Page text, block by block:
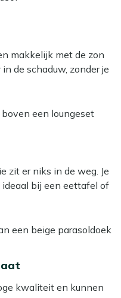
makkelijk met de zon
de schaduw, zonder je
zit er niks in de weg. Je
bij een eettafel of
kwaliteit en kunnen